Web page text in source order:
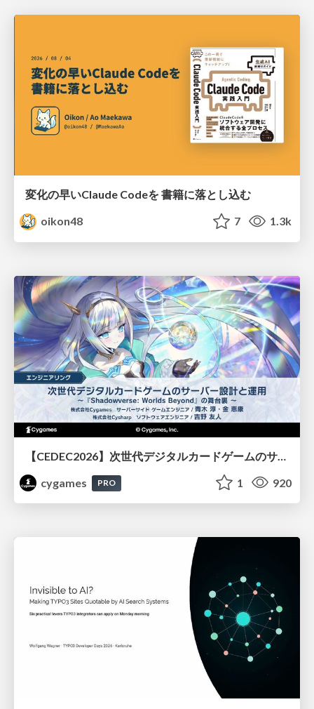
変化の早いClaude Codeを 書籍に落とし込む
oikon48
7 1.3k
cygames
PRO 1 920